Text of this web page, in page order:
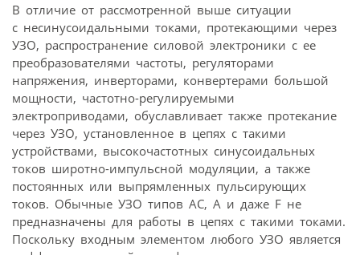
В отличие от рассмотренной выше ситуации
с несинусоидальными токами, протекающими через
УЗО, распространение силовой электроники с ее
преобразователями частоты, регуляторами
напряжения, инверторами, конвертерами большой
мощности, частотно-регулируемыми
электроприводами, обуславливает также протекание
через УЗО, установленное в цепях с такими
устройствами, высокочастотных синусоидальных
токов широтно-импульсной модуляции, а также
постоянных или выпрямленных пульсирующих
токов. Обычные УЗО типов АС, А и даже F не
предназначены для работы в цепях с такими токами.
Поскольку входным элементом любого УЗО является